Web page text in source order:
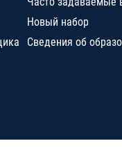
Новый набор
Сведения об